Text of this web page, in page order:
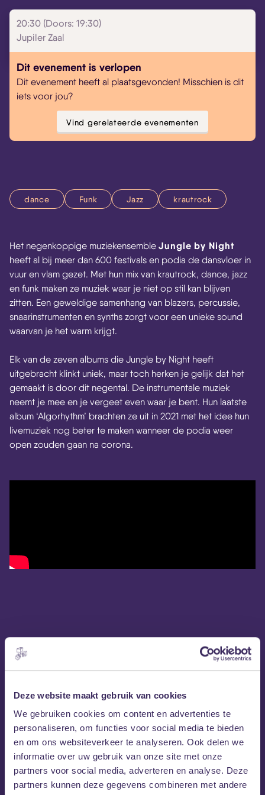
Deze website maakt gebruik van cookies
We gebruiken cookies om content en advertenties te
personaliseren, om functies voor social media te bieden
en om ons websiteverkeer te analyseren. Ook delen we
informatie over uw gebruik van onze site met onze
partners voor social media, adverteren en analyse. Deze
partners kunnen deze gegevens combineren met andere
20:30 (Doors: 19:30)
Jupiler Zaal
Dit evenement is verlopen
Dit evenement heeft al plaatsgevonden! Misschien is dit
iets voor jou?
Vind gerelateerde evenementen
dance Funk Jazz krautrock
Het negenkoppige muziekensemble Jungle by Night
heeft al bij meer dan 600 festivals en podia de dansvloer in
vuur en vlam gezet. Met hun mix van krautrock, dance, jazz
en funk maken ze muziek waar je niet op stil kan blijven
zitten. Een geweldige samenhang van blazers, percussie,
snaarinstrumenten en synths zorgt voor een unieke sound
waarvan je het warm krijgt.
Elk van de zeven albums die Jungle by Night heeft
uitgebracht klinkt uniek, maar toch herken je gelijk dat het
gemaakt is door dit negental. De instrumentale muziek
neemt je mee en je vergeet even waar je bent. Hun laatste
album ‘Algorhythm’ brachten ze uit in 2021 met het idee hun
livemuziek nog beter te maken wanneer de podia weer
open zouden gaan na corona.